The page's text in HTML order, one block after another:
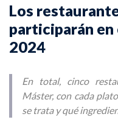
Los
participarán
2024
En total, cinco
Máster, con cada
se trata y qué